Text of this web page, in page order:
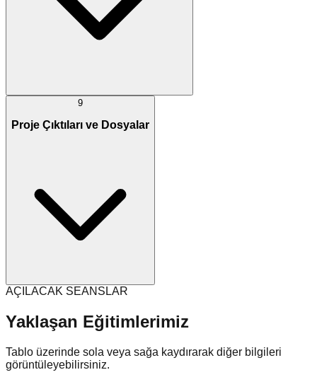
9
Proje Çıktıları ve Dosyalar
AÇILACAK SEANSLAR
Yaklaşan Eğitimlerimiz
Tablo üzerinde sola veya sağa kaydırarak diğer bilgileri
görüntüleyebilirsiniz.